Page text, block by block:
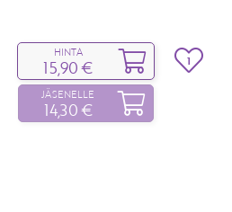
HINTA
15,90 €
JÄSENELLE
14,30 €
1